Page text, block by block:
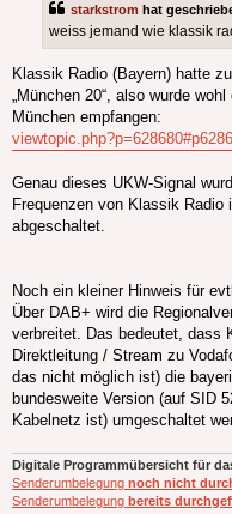
starkstrom hat
weiss jemand wie klassik
Klassik Radio (Bayern) hatte
„München 20“, also wurde
München empfangen:
Genau dieses UKW-Signal
Frequenzen von Klassik Radio
abgeschaltet.
Noch ein kleiner Hinweis für
Über DAB+ wird die
verbreitet. Das bedeutet, dass
Direktleitung / Stream zu
das nicht möglich ist) die
bundesweite Version (auf SID
Kabelnetz ist) umgeschaltet
Digitale Programmübersicht für
Senderumbelegung noch nicht
Senderumbelegung bereits